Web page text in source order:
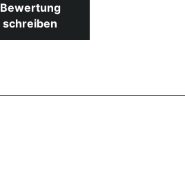
Bewertung
schreiben